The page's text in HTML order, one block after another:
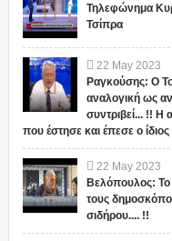
Τηλεφώνημα
Τσίπρα
22 May 2023
Ραγκούσης: Ο
αναλογική ως
συντριβεί... !! Η
που έστησε και έπεσε ο
22 May 2023
Βελόπουλος: Το
τους
σιδήρου.... !!